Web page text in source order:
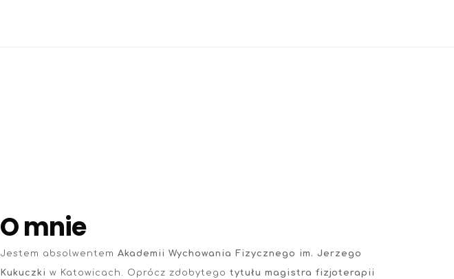
O mnie
Jestem absolwentemAkademii Wychowania Fizycznego im. Jerzego
Kukuczki w Katowicach. Oprócz zdobytego tytułu magistra fizjoterapii